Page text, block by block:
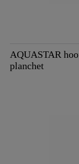
AQUASTAR
planchet